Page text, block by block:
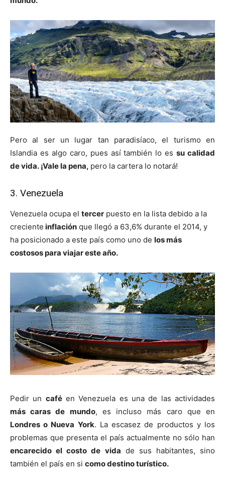
Pero al ser un lugar tan paradisíaco, el turismo en
Islandia es algo caro, pues así también lo essu calidad
de vida. ¡Vale la pena, pero la cartera lo notará!
3. Venezuela
Venezuela ocupa el tercer puesto en la lista debido a la
creciente inflación que llegó a 63,6% durante el 2014, y
ha posicionado a este país como uno de los más
costosos para viajar este año.
Pedir un caféen Venezuela es una de las actividades
más caras de mundo, es incluso más caro que en
Londres o Nueva York. La escasez de productos y los
problemas que presenta el país actualmente no sólo han
encarecido el costo de vida de sus habitantes, sino
también el país en si como destino turístico.